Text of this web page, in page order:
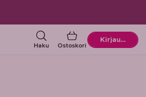
Haku Ostoskori
Ostoskori
Kirjaudu